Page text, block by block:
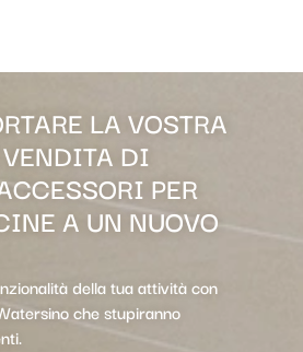
LA VOSTRA
DI
PER
A UN NUOVO
della tua attività con
che stupiranno